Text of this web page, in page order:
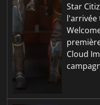
Star
l'arrivée
Cloud